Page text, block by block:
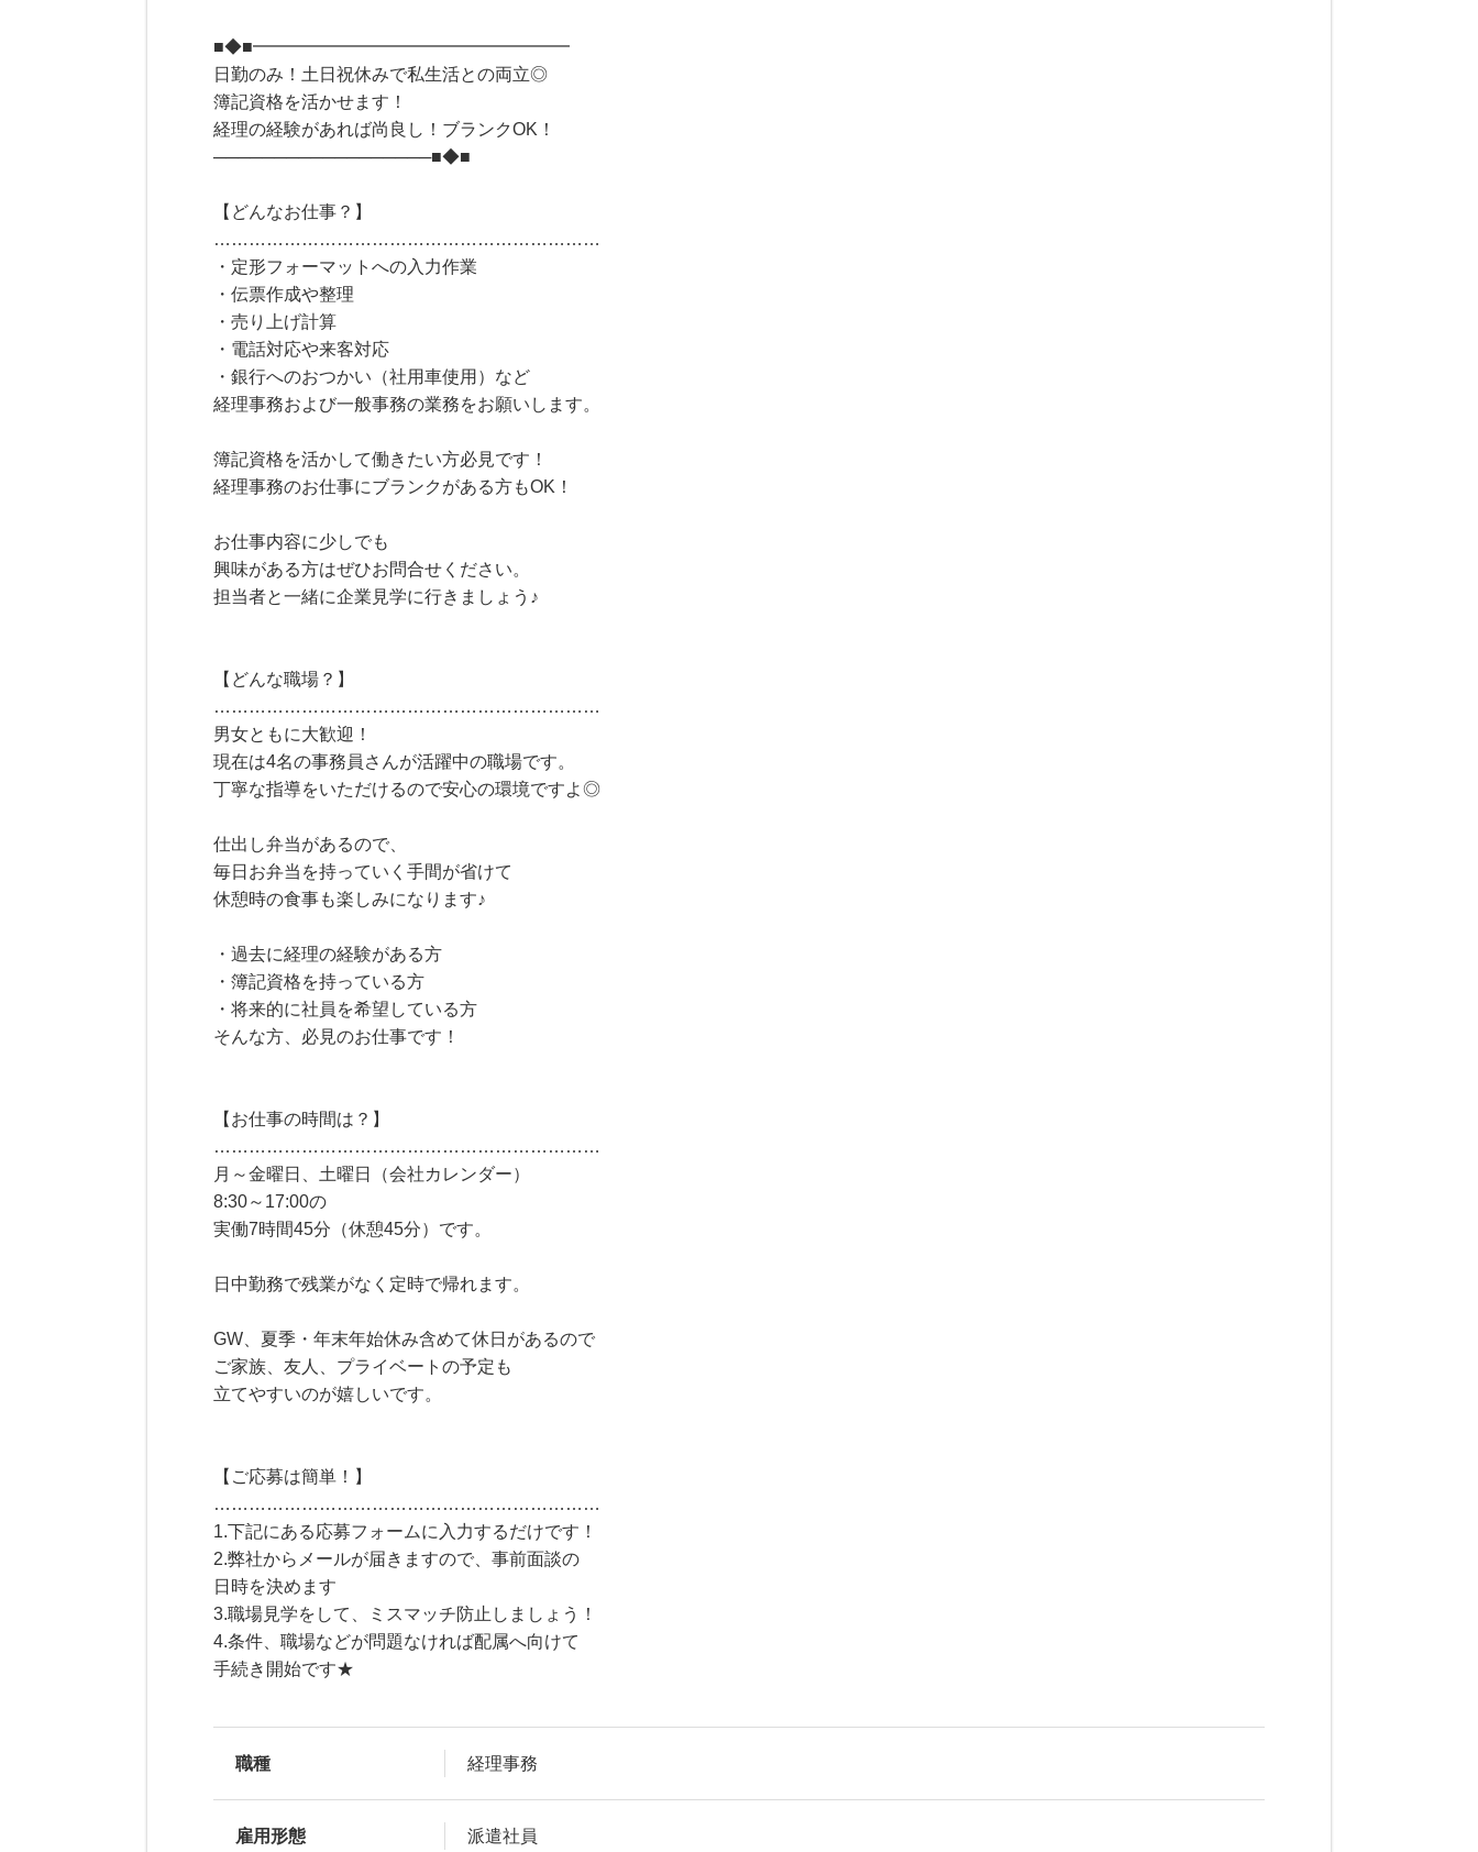
■◆■━━━━━━━━━━━━━━━━━━
日勤のみ！土日祝休みで私生活との両立◎
簿記資格を活かせます！
経理の経験があれば尚良し！ブランクOK！
──────────────────■◆■
【どんなお仕事？】
…………………………………………………………
・定形フォーマットへの入力作業
・伝票作成や整理
・売り上げ計算
・電話対応や来客対応
・銀行へのおつかい（社用車使用）など
経理事務および一般事務の業務をお願いします。
簿記資格を活かして働きたい方必見です！
経理事務のお仕事にブランクがある方もOK！
お仕事内容に少しでも
興味がある方はぜひお問合せください。
担当者と一緒に企業見学に行きましょう♪
【どんな職場？】
…………………………………………………………
男女ともに大歓迎！
現在は4名の事務員さんが活躍中の職場です。
丁寧な指導をいただけるので安心の環境ですよ◎
仕出し弁当があるので、
毎日お弁当を持っていく手間が省けて
休憩時の食事も楽しみになります♪
・過去に経理の経験がある方
・簿記資格を持っている方
・将来的に社員を希望している方
そんな方、必見のお仕事です！
【お仕事の時間は？】
…………………………………………………………
月～金曜日、土曜日（会社カレンダー）
8:30～17:00の
実働7時間45分（休憩45分）です。
日中勤務で残業がなく定時で帰れます。
GW、夏季・年末年始休み含めて休日があるので
ご家族、友人、プライベートの予定も
立てやすいのが嬉しいです。
【ご応募は簡単！】
…………………………………………………………
1.下記にある応募フォームに入力するだけです！
2.弊社からメールが届きますので、事前面談の
日時を決めます
3.職場見学をして、ミスマッチ防止しましょう！
4.条件、職場などが問題なければ配属へ向けて
手続き開始です★
職種 経理事務
雇用形態 派遣社員